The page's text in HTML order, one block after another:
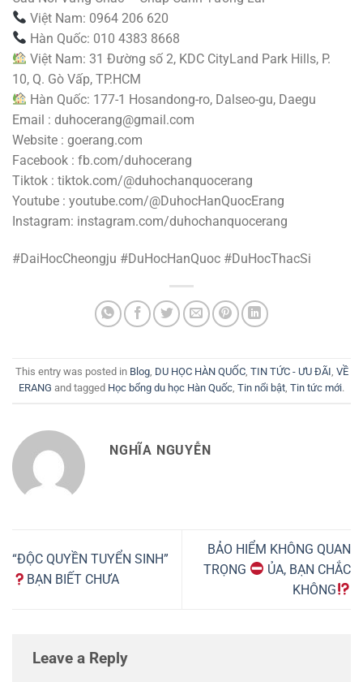
Việt Nam: 0964 206 620
Hàn Quốc: 010 4383 8668
Việt Nam: 31 Đường số 2, KDC CityLand Park Hills, P.
10, Q. Gò Vấp, TP.HCM
Hàn Quốc: 177-1 Hosandong-ro, Dalseo-gu, Daegu
Email : duhocerang@gmail.com
Website : goerang.com
Facebook : fb.com/duhocerang
Tiktok : tiktok.com/@duhochanquocerang
Youtube : youtube.com/@DuhocHanQuocErang
Instagram: instagram.com/duhochanquocerang
#DaiHocCheongju #DuHocHanQuoc #DuHocThacSi
This entry was posted in Blog, DU HỌC HÀN QUỐC, TIN TỨC - ƯU ĐÃI VỀ
ERANG and tagged Học bổng du học Hàn Quốc Tin nổi bật Tin tức mới.
NGHĨA NGUYỄN
“ĐỘC QUYỀN TUYỂN SINH”
BẠN BIẾT CHƯA
BẢO HIỂM KHÔNG QUAN
TRỌNG
ỦA, BẠN CHẮC
KHÔNG
Leave a Reply